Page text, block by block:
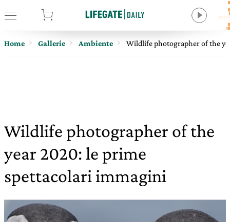
Home Gallerie Ambiente Wildlife photographer of the
Wildlife photographer of the
year 2020: le prime
spettacolari immagini